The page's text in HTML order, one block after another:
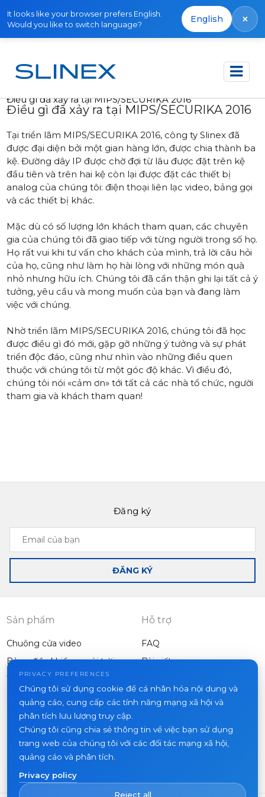
It looks like your browser prefers English.
Would you like to switch language?
English ×
Trang chủ Tin tức
Điều gì đã xảy ra tại MIPS/SECURIKA 2016
Điều gì đã xảy ra tại MIPS/SECURIKA 2016
Tại triển lãm MIPS/SECURIKA 2016, công ty Slinex đã
được đại diện bởi một gian hàng lớn, được chia thành ba
kệ. Đường dây IP được chờ đợi từ lâu được đặt trên kệ
đầu tiên và trên hai kệ còn lại được đặt các thiết bị
analog của chúng tôi: điện thoại liên lạc video, bảng gọi
và các thiết bị khác.
Mặc dù có số lượng lớn khách tham quan, các chuyên
gia của chúng tôi đã giao tiếp với từng người trong số họ.
Họ rất vui khi tư vấn cho khách của mình, trả lời câu hỏi
của họ, cũng như làm họ hài lòng với những món quà
nhỏ nhưng hữu ích. Chúng tôi đã cẩn thận ghi lại tất cả ý
tưởng, yêu cầu và mong muốn của bạn và đang làm
việc với chúng.
Nhờ triển lãm MIPS/SECURIKA 2016, chúng tôi đã học
được điều gì đó mới, gặp gỡ những ý tưởng và sự phát
triển độc đáo, cũng như nhìn vào những điều quen
thuộc với chúng tôi từ một góc độ khác. Vì điều đó,
chúng tôi nói «cảm ơn» tới tất cả các nhà tổ chức, người
tham gia và khách tham quan!
Đăng ký
Email
của
bạn
ĐĂNG KÝ
Sản phẩm
Chuông cửa video
Bảng điều khiển ngoài trời
Thiết bị khác
Hỗ trợ
FAQ
Bài viết
Dự án
Tin tức
Liên hệ
Nơi mua hàng
PRIVACY PREFERENCES
Chúng tôi sử dụng cookie để cá nhân hóa nội dung và
quảng cáo, cung cấp các tính năng mạng xã hội và
phân tích lưu lượng truy cập.
Chúng tôi cũng chia sẻ thông tin về việc bạn sử dụng
trang web của chúng tôi với các đối tác mạng xã hội,
quảng cáo và phân tích.
Privacy policy
Reject all